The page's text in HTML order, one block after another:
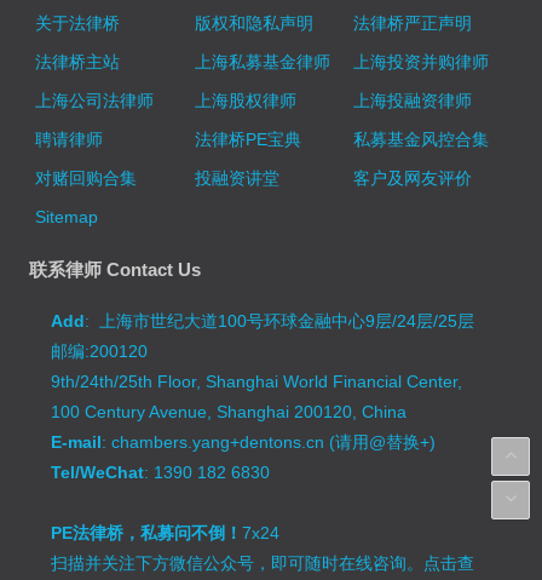
关于法律桥 版权和隐私声明
法律桥严正声明
法律桥主站
上海私募基金律师
上海投资并购律师
上海公司法律师
上海股权律师
上海投融资律师
聘请律师
法律桥PE宝典
私募基金风控合集
对赌回购合集
投融资讲堂
客户及网友评价
Sitemap
联系律师 Contact Us
Add: 上海市世纪大道100号环球金融中心9层/24层/25层
邮编:200120
9th/24th/25th Floor, Shanghai World Financial Center,
100 Century Avenue, Shanghai 200120, China
E-mail: chambers.yang+dentons.cn (请用@替换+)
Tel/WeChat: 1390 182 6830
PE法律桥，私募问不倒！7x24
扫描并关注下方微信公众号，即可随时在线咨询。 点击查